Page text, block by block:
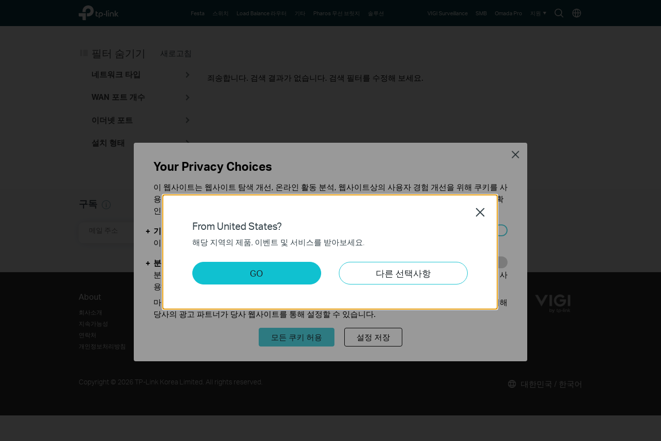
TP-Link, Reliably Smart
아
Choose
Festa 스위치 Load Balance 라우터 기타 Pharos 무선 브릿지 솔루션 VIGI Surveillance SMB Omada Pro 지원
새로고침
필터 숨기기
네트워크 타입
WAN 포트 개수
이더넷 포트
설치 형태
죄송합니다. 검색 결과가 없습니다. 검색 필터를 수정해 보세요.
구독
메일 주소 가입하기
About
회사소개
지속가능성
연락처
개인정보처리방침
제품·티피링크 소식
파트너 프로그램 기술정보
Copyright © 2026 TP-Link Korea Limited. All rights reserved. 대한민국 / 한국어
From United States?
해당 지역의 제품, 이벤트 및 서비스를 받아보세요.
GO 다른 선택사항
Close
Your Privacy Choices
이 웹사이트는 웹사이트 탐색 개선, 온라인 활동 분석, 웹사이트상의 사용자 경험 개선을 위해 쿠키를 사
용합니다. 귀하는 언제든지 쿠키 사용을 거부할 수 있습니다. 자세한 내용은개인정보 처리방침에서 확
인할 수 있습니다.
기본 쿠키
이 쿠키는 웹사이트가 작동하는 데 필요하며 사용자의 시스템에서 비활성화할 수 없습니다.
분석 및 마케팅 쿠키
분석 쿠키는 웹사이트의 기능을 개선하고 조정하기 위해 웹사이트에서의 사용자 활동을 분석하는 데 사
용하는 쿠키입니다.
마케팅 쿠키는 귀하의 관심사에 대한 프로필을 생성하고 다른 웹사이트에서 관련 광고를 표시하기 위해
당사의 광고 파트너가 당사 웹사이트를 통해 설정할 수 있습니다.
모든 쿠키 허용 설정 저장
Close